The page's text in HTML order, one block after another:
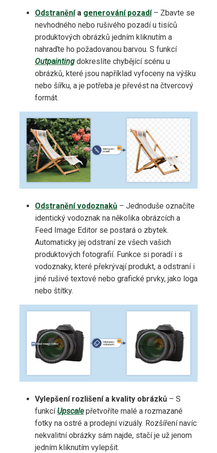
Odstranění a generování pozadí– Zbavte se
nevhodného nebo rušivého pozadí u tisíců
produktových obrázků jedním kliknutím a
nahraďte ho požadovanou barvou. S funkcí
Outpainting dokreslíte chybějící scénu u
obrázků, které jsou například vyfoceny na výšku
nebo šířku, a je potřeba je převést na čtvercový
formát.
Odstranění vodoznaků – Jednoduše označíte
identický vodoznak na několika obrázcích a
Feed Image Editor se postará o zbytek.
Automaticky jej odstraní ze všech vašich
produktových fotografií. Funkce si poradí i s
vodoznaky, které překrývají produkt, a odstraní i
jiné rušivé textové nebo grafické prvky, jako loga
nebo štítky.
Vylepšení rozlišení a kvality obrázků – S
funkcí Upscalepřetvoříte malé a rozmazané
fotky na ostré a prodejní vizuály. Rozšíření navíc
nekvalitní obrázky sám najde, stačí je už jenom
jedním kliknutím vylepšit.